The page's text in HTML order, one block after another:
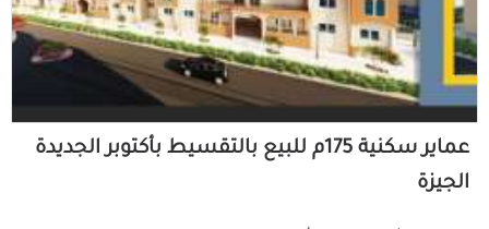
عماير سكنية 175م للبيع بالتقسيط بأكتوبر الجديدة
الجيزة